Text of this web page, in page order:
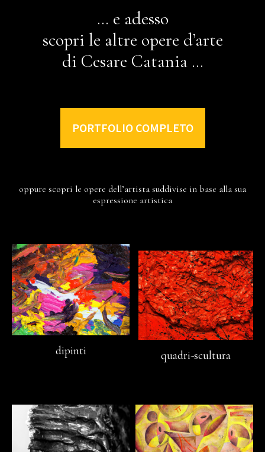
… e adesso
scopri le altre opere d’arte
di Cesare Catania …
PORTFOLIO COMPLETO
oppure scopri le opere dell’artista suddivise in base alla sua
espressione artistica
dipinti quadri-scultura